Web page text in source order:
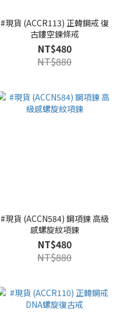
#現貨 (ACCR113) 正韓鋼戒 復
古鏤空鍊條戒
NT$480
NT$880
#現貨 (ACCN584) 鋼項鍊 高級
感螺旋紋項鍊
NT$480
NT$880